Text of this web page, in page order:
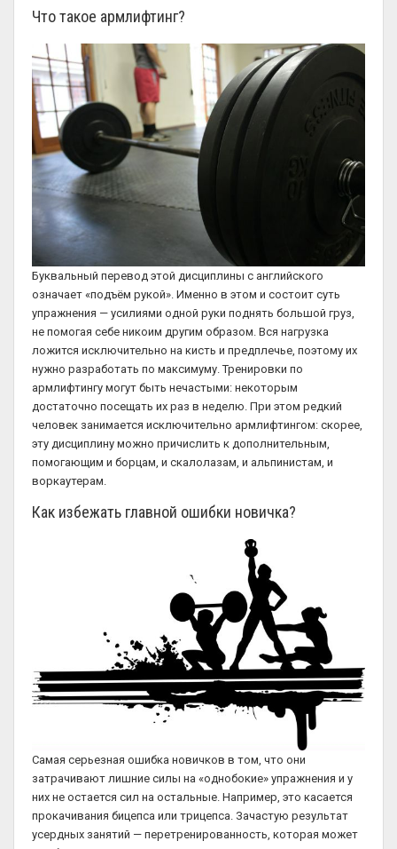
Что такое армлифтинг?
Буквальный перевод этой дисциплины с английского
означает «подъём рукой». Именно в этом и состоит суть
упражнения — усилиями одной руки поднять большой груз,
не помогая себе никоим другим образом. Вся нагрузка
ложится исключительно на кисть и предплечье, поэтому их
нужно разработать по максимуму. Тренировки по
армлифтингу могут быть нечастыми: некоторым
достаточно посещать их раз в неделю. При этом редкий
человек занимается исключительно армлифтингом: скорее,
эту дисциплину можно причислить к дополнительным,
помогающим и борцам, и скалолазам, и альпинистам, и
воркаутерам.
Как избежать главной ошибки новичка?
Самая серьезная ошибка новичков в том, что они
затрачивают лишние силы на «однобокие» упражнения и у
них не остается сил на остальные. Например, это касается
прокачивания бицепса или трицепса. Зачастую результат
усердных занятий — перетренированность, которая может